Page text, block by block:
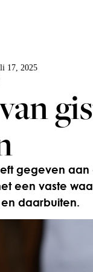
17, 2025
gegeven
een vaste
daarbuiten.